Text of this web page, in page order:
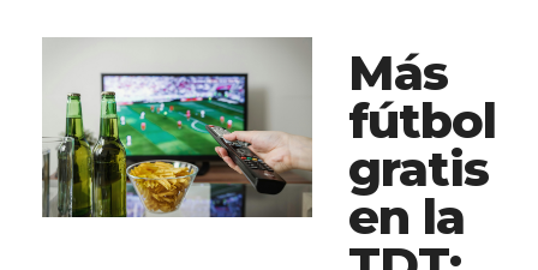
Más
fútbol
gratis
en la